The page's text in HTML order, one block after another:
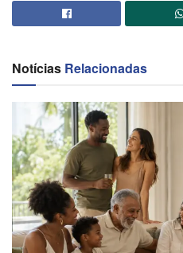
Notícias Relacionadas